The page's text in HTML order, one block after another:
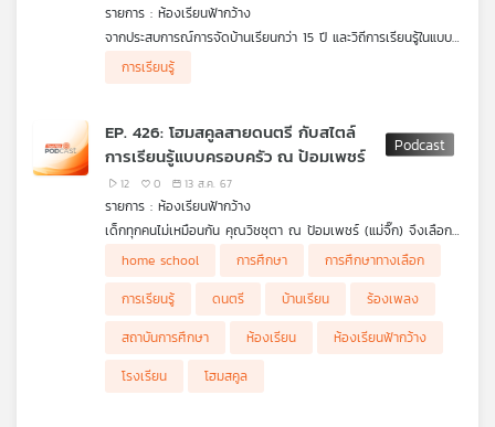
รายการ : ห้องเรียนฟ้ากว้าง
จากประสบการณ์การจัดบ้านเรียนกว่า 15 ปี และวิถีการเรียนรู้ในแบบ
ของบ้านเรียนฟีน่า เพื่อให้ลูกสาวได้เลือกเรียนตามสไตล์ที่เหมาะสม
และเป็นการจัดการเรียนรู้ที่ตอบโจทย์ทั้งลูกและครอบครัว แม่หญิง
การเรียนรู้
EP. 426: โฮมสคูลสายดนตรี กับสไตล์
การเรียนรู้แบบครอบครัว ณ ป้อมเพชร์
12 0 13 ส.ค. 67
รายการ : ห้องเรียนฟ้ากว้าง
เด็กทุกคนไม่เหมือนกัน คุณวิชชุตา ณ ป้อมเพชร์ (แม่จิ๊ก) จึงเลือก
ให้ลูก ๆ ได้เรียนรู้ตามความสนใจ ส่งเสริมผ่านกิจกรรมด้านดนตรีและ
การร้องเพลง พร้อมทั้งแบ่งปันการเตรียมความพร้อมให้กับลูก เพื่อ
ก้าวสู่เป้าหมายที่วางไว้
home school การศึกษา
การศึกษาทางเลือก
การเรียนรู้
ดนตรี บ้านเรียน
ร้องเพลง
สถาบันการศึกษา
ห้องเรียน
ห้องเรียนฟ้ากว้าง
โรงเรียน
โฮมสคูล